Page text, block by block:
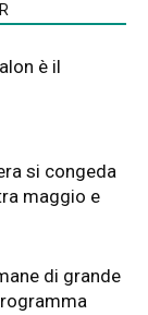
è il
si congeda
maggio e
di grande